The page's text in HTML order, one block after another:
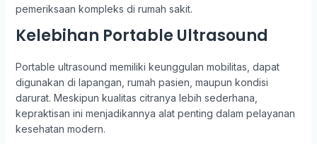
pemeriksaan kompleks di rumah sakit.
Kelebihan Portable Ultrasound
Portable ultrasound memiliki keunggulan mobilitas, dapat
digunakan di lapangan, rumah pasien, maupun kondisi
darurat. Meskipun kualitas citranya lebih sederhana,
kepraktisan ini menjadikannya alat penting dalam pelayanan
kesehatan modern.